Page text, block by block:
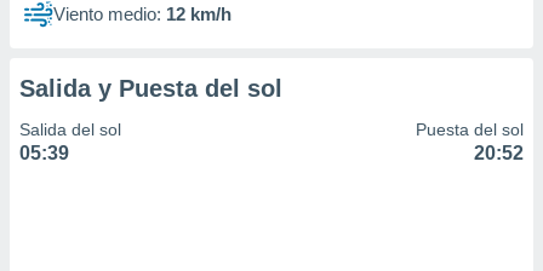
Viento medio: 12 km/h
Salida y Puesta del sol
Salida del sol
05:39
Puesta del sol
20:52